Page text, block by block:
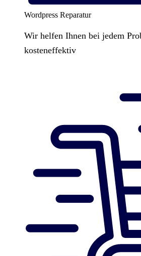
Wordpress Reparatur
Wir helfen Ihnen bei jedem
kosteneffektiv